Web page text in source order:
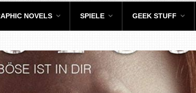
NOVELS SPIELE GEEK STUFF